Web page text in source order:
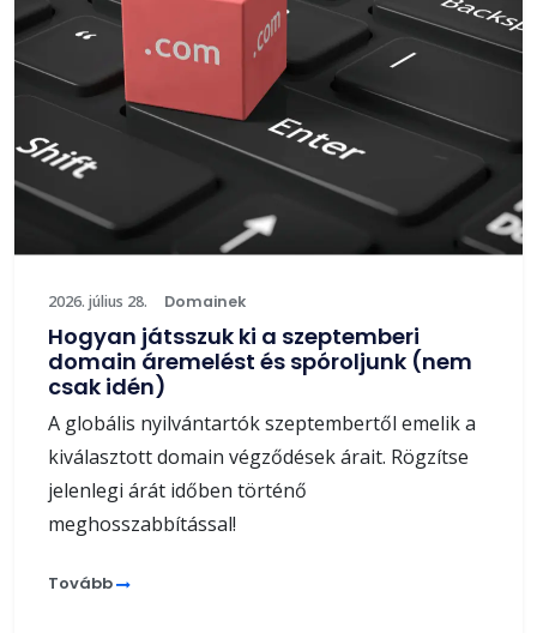
2026. július 28. Domainek
Hogyan játsszuk ki a szeptemberi
domain áremelést és spóroljunk (nem
csak idén)
A globális nyilvántartók szeptembertől emelik a
kiválasztott domain végződések árait. Rögzítse
jelenlegi árát időben történő
meghosszabbítással!
Tovább